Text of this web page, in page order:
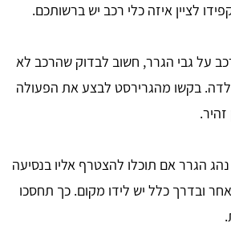
לציין איזה כלי רכב יש ברשותכם.
על גבי הגרר, חשוב לבדוק שהרכב לא
בקשו מהגרירסט לבצע את הפעולה
הגרר אם תוכלו להצטרף אליו בנסיעה
ובדרך כלל יש לידו מקום. כך תחסכו